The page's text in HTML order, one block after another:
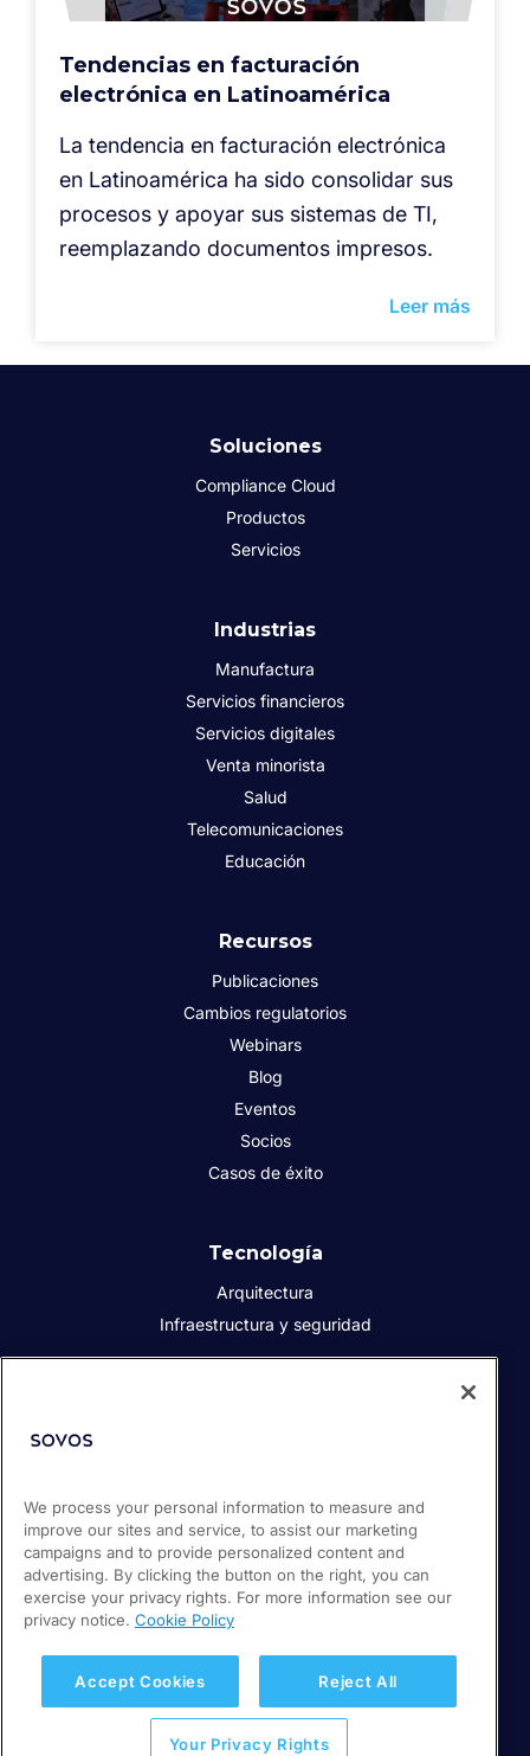
Tendencias en facturación
electrónica en Latinoamérica
La tendencia en facturación electrónica
en Latinoamérica ha sido consolidar sus
procesos y apoyar sus sistemas de TI,
reemplazando documentos impresos.
Leer más
Soluciones
Compliance Cloud
Productos
Servicios
Industrias
Manufactura
Servicios financieros
Servicios digitales
Venta minorista
Salud
Telecomunicaciones
Educación
Recursos
Publicaciones
Cambios regulatorios
Webinars
Blog
Eventos
Socios
Casos de éxito
Tecnología
Arquitectura
Infraestructura y seguridad
Prensa
Empleos
Soporte / Portal de clientes
Política de privacidad
We process your personal information to measure and
improve our sites and service, to assist our marketing
campaigns and to provide personalized content and
advertising. By clicking the button on the right, you can
exercise your privacy rights. For more information see our
privacy notice. Cookie Policy
Accept Cookies Reject All
Your Privacy Rights